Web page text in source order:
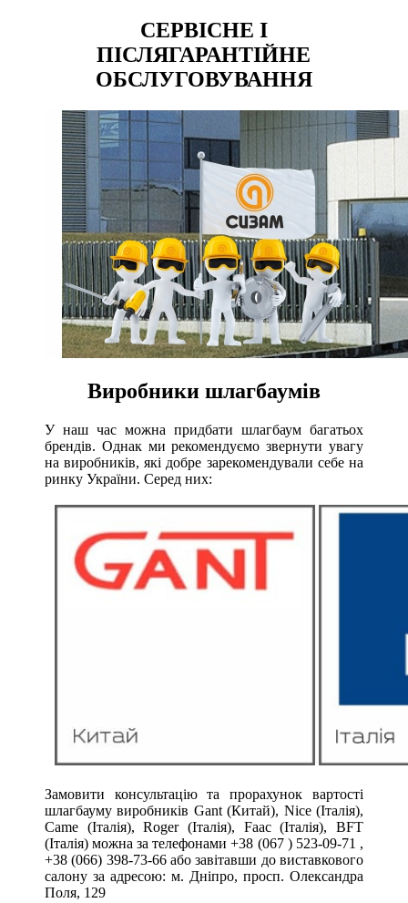
СЕРВІСНЕ І
ПІСЛЯГАРАНТІЙНЕ
ОБСЛУГОВУВАННЯ
Виробники шлагбаумів
У наш час можна придбати шлагбаум багатьох
брендів. Однак ми рекомендуємо звернути увагу
на виробників, які добре зарекомендували себе на
ринку України. Серед них:
Замовити консультацію та прорахунок вартості
шлагбауму виробників Gant (Китай), Nice (Італія),
Came (Італія), Roger (Італія), Faac (Італія), BFT
(Італія) можна за телефонами+38 (067 ) 523-09-71 ,
+38 (066) 398-73-66або завітавши до виставкового
салону за адресою: м. Дніпро, просп. Олександра
Поля, 129